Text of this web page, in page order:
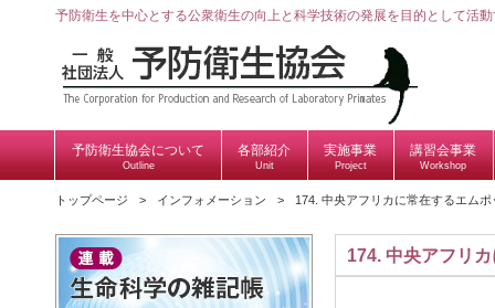
予防衛生を中心とする公衆衛生の向上と科学技術の発展を目的として活
予防衛生協会について
Outline
各部紹介
Unit
実施事業
Project
講習会事業
Workshop
トップページ インフォメーション 174. 中央アフリカに常在するエム
174. 中央アフリ